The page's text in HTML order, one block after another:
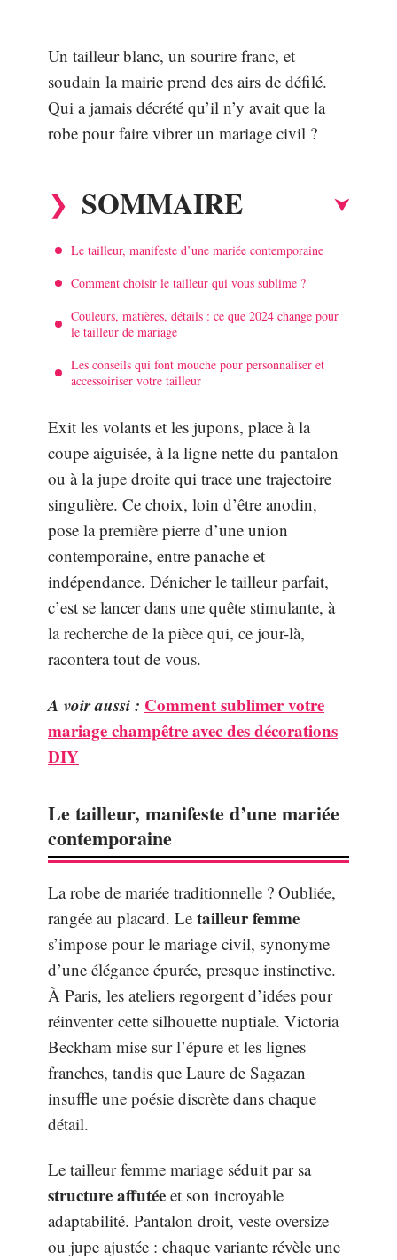
Un tailleur blanc, un sourire franc, et
soudain la mairie prend des airs de défilé.
Qui a jamais décrété qu’il n’y avait que la
robe pour faire vibrer un mariage civil ?
SOMMAIRE
Le tailleur, manifeste d’une mariée contemporaine
Comment choisir le tailleur qui vous sublime ?
Couleurs, matières, détails : ce que 2024 change pour
le tailleur de mariage
Les conseils qui font mouche pour personnaliser et
accessoiriser votre tailleur
Exit les volants et les jupons, place à la
coupe aiguisée, à la ligne nette du pantalon
ou à la jupe droite qui trace une trajectoire
singulière. Ce choix, loin d’être anodin,
pose la première pierre d’une union
contemporaine, entre panache et
indépendance. Dénicher le tailleur parfait,
c’est se lancer dans une quête stimulante, à
la recherche de la pièce qui, ce jour-là,
racontera tout de vous.
A voir aussi : Comment sublimer votre
mariage champêtre avec des décorations
DIY
Le tailleur, manifeste d’une mariée
contemporaine
La robe de mariée traditionnelle ? Oubliée,
rangée au placard. Le tailleur femme
s’impose pour le mariage civil, synonyme
d’une élégance épurée, presque instinctive.
À Paris, les ateliers regorgent d’idées pour
réinventer cette silhouette nuptiale. Victoria
Beckham mise sur l’épure et les lignes
franches, tandis que Laure de Sagazan
insuffle une poésie discrète dans chaque
détail.
Le tailleur femme mariage séduit par sa
structure affutée et son incroyable
adaptabilité. Pantalon droit, veste oversize
ou jupe ajustée : chaque variante révèle une